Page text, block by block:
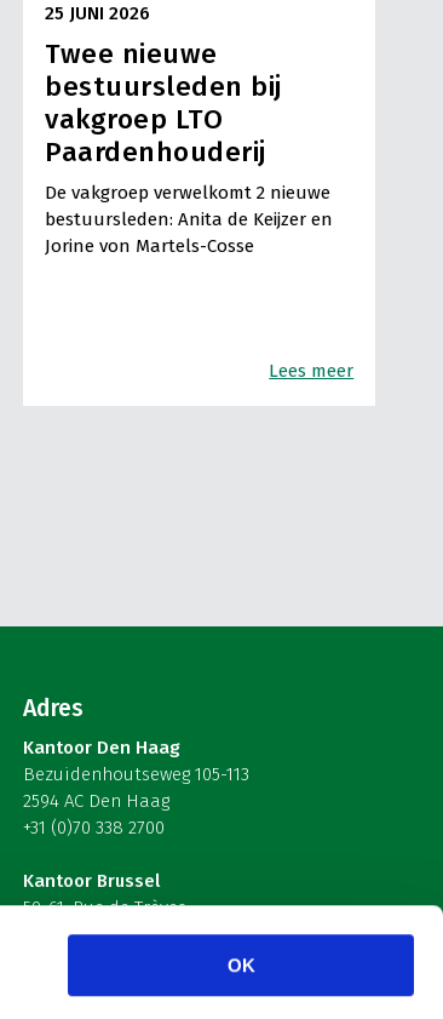
OK
25 JUNI 2026
Twee nieuwe
bestuursleden bij
vakgroep LTO
Paardenhouderij
De vakgroep verwelkomt 2 nieuwe
bestuursleden: Anita de Keijzer en
Jorine von Martels-Cosse
Lees meer
Adres
Kantoor Den Haag
Bezuidenhoutseweg 105-113
2594 AC Den Haag
+31 (0)70 338 2700
Kantoor Brussel
59-61, Rue de Trèves
B-1040 Brussel – België
Volg ons